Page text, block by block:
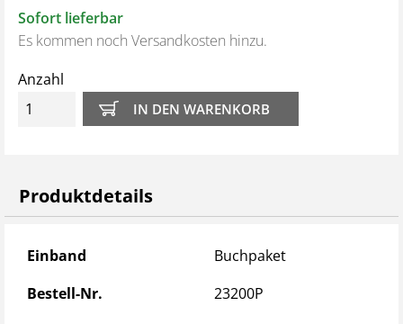
Sofort lieferbar
Es kommen noch Versandkosten hinzu.
Anzahl
Produktdetails
Produktdetails
Einband
Buchpaket
Bestell-Nr.
23200P